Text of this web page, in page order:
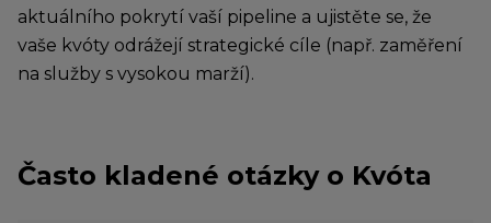
aktuálního pokrytí vaší pipeline a ujistěte se, že
vaše kvóty odrážejí strategické cíle (např. zaměření
na služby s vysokou marží).
Často kladené otázky o Kvóta